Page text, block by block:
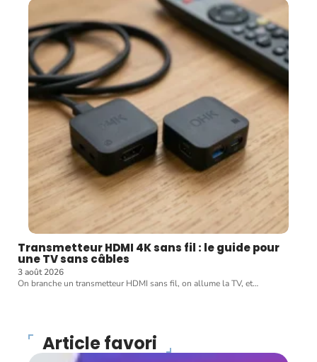
Transmetteur HDMI 4K sans fil : le guide pour
une TV sans câbles
3 août 2026
On branche un transmetteur HDMI sans fil, on allume la TV, et…
Article favori